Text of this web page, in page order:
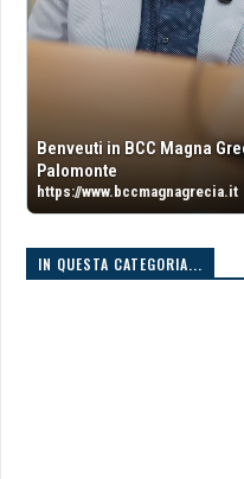
Benveuti in BCC Magna
Palomonte
https://www.bccmagnagrecia.it
IN QUESTA CATEGORIA...